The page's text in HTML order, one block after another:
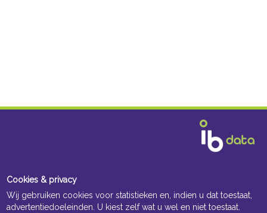
Cookies & privacy
Wij gebruiken cookies voor statistieken en, indien u dat toestaat,
advertentiedoeleinden. U kiest zelf wat u wel en niet toestaat.